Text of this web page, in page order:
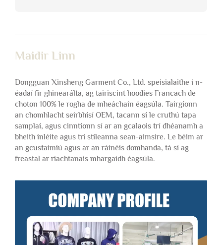
Maidir Linn
Dongguan Xinsheng Garment Co., Ltd. speisialaithe i n-
éadaí fir ghinearálta, ag tairiscint hoodies Francach de
choton 100% le rogha de mheáchain éagsúla. Tairgíonn
an chomhlacht seirbhísí OEM, tacann sí le cruthú tapa
samplaí, agus cinntíonn sí ar an gcalaois trí dhéanamh a
bheith inléite agus trí stíleanna sean-aimsire. Le béim ar
an gcustaimiú agus ar an ráinéis domhanda, tá sí ag
freastal ar riachtanais mhargaidh éagsúla.